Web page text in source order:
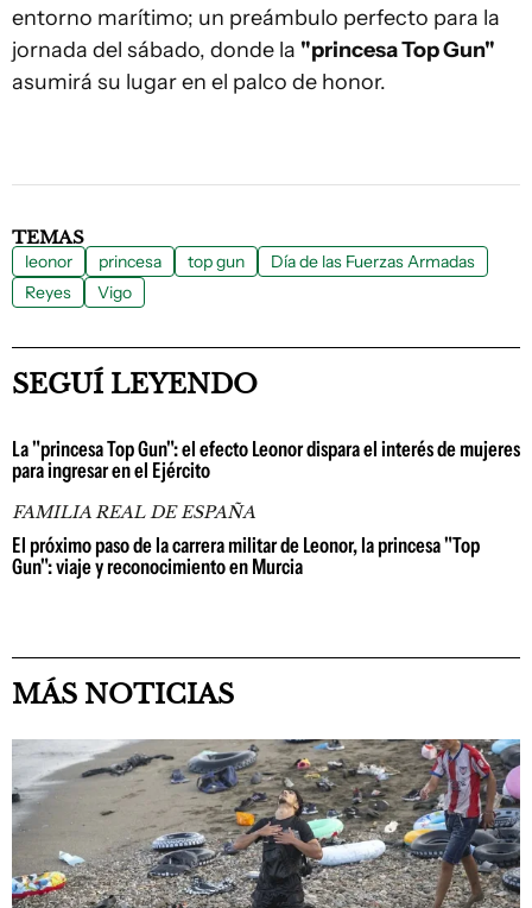
entorno marítimo; un preámbulo perfecto para la
jornada del sábado, donde la "princesa Top Gun"
asumirá su lugar en el palco de honor.
TEMAS
leonor princesa top gun
Día de las Fuerzas Armadas
Reyes
Vigo
SEGUÍ LEYENDO
La "princesa Top Gun": el efecto Leonor dispara el interés de mujeres
para ingresar en el Ejército
FAMILIA REAL DE ESPAÑA
El próximo paso de la carrera militar de Leonor, la princesa "Top
Gun": viaje y reconocimiento en Murcia
MÁS NOTICIAS